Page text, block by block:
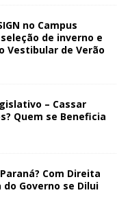
no Campus
de inverno e
Vestibular de Verão
– Cassar
Quem se Beneficia
Com Direita
Governo se Dilui